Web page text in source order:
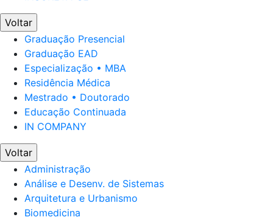
Voltar
Graduação Presencial
Graduação EAD
Especialização • MBA
Residência Médica
Mestrado • Doutorado
Educação Continuada
IN COMPANY
Voltar
Administração
Análise e Desenv. de Sistemas
Arquitetura e Urbanismo
Biomedicina